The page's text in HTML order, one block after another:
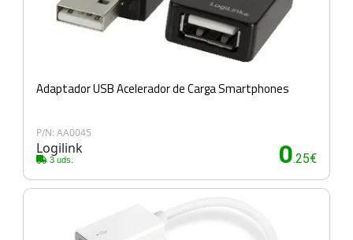
Adaptador USB Acelerador de Carga Smartphones
P/N: AA0045
Logilink
3 uds. 0.25€